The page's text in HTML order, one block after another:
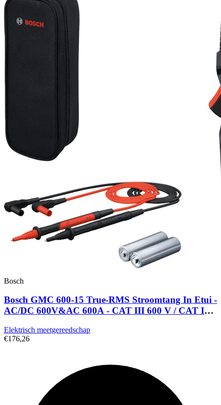
Bosch
Bosch GMC 600-15 True-RMS Stroomtang In Etui -
AC/DC 600V&AC 600A - CAT III 600 V / CAT IV
Elektrisch meetgereedschap
€176,26